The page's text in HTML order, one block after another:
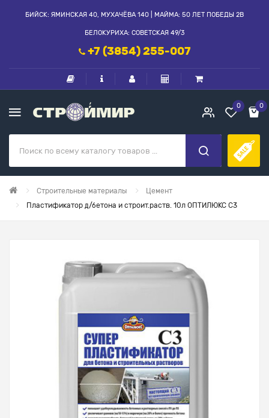
БИЙСК: ЯМИНСКАЯ 40, МУХАЧЁВА 140 | МАЙМА: 50 ЛЕТ ПОБЕДЫ 2В
БЕЛОКУРИХА: СОВЕТСКАЯ 49/3
+7 (3854) 255-007
0 0
Строительные материалы
Цемент
Пластификатор д/бетона и строит.раств. 10л ОПТИЛЮКС С3